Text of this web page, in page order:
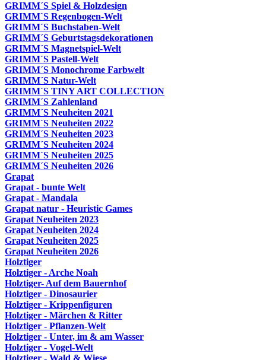
GRIMM´S Spiel & Holzdesign
GRIMM`S Regenbogen-Welt
GRIMM´S Buchstaben-Welt
GRIMM´S Geburtstagsdekorationen
GRIMM´S Magnetspiel-Welt
GRIMM´S Pastell-Welt
GRIMM´S Monochrome Farbwelt
GRIMM´S Natur-Welt
GRIMM´S TINY ART COLLECTION
GRIMM´S Zahlenland
GRIMM´S Neuheiten 2021
GRIMM´S Neuheiten 2022
GRIMM´S Neuheiten 2023
GRIMM´S Neuheiten 2024
GRIMM´S Neuheiten 2025
GRIMM´S Neuheiten 2026
Grapat
Grapat - bunte Welt
Grapat - Mandala
Grapat natur - Heuristic Games
Grapat Neuheiten 2023
Grapat Neuheiten 2024
Grapat Neuheiten 2025
Grapat Neuheiten 2026
Holztiger
Holztiger - Arche Noah
Holztiger- Auf dem Bauernhof
Holztiger - Dinosaurier
Holztiger - Krippenfiguren
Holztiger - Märchen & Ritter
Holztiger - Pflanzen-Welt
Holztiger - Unter, im & am Wasser
Holztiger - Vogel-Welt
Holztiger - Wald & Wiese